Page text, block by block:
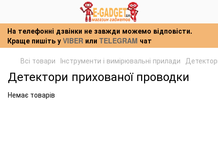
На телефонні дзвінки не завжди можемо відповісти.
Краще пишіть у VIBER или TELEGRAM чат
Всі товари Інструменти і вимірювальні прилади
Детектори прихованої проводки
Немає товарів